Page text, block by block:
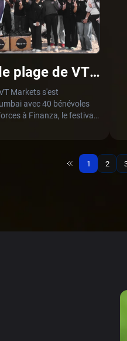
plage de VT
Markets s'est
avec 40 bénévoles
à Finanza, le festival
des parties plus
1 2